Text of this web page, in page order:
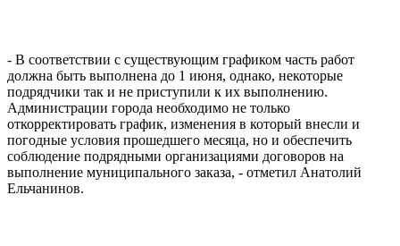
- В соответствии с существующим графиком часть работ
должна быть выполнена до 1 июня, однако, некоторые
подрядчики так и не приступили к их выполнению.
Администрации города необходимо не только
откорректировать график, изменения в который внесли и
погодные условия прошедшего месяца, но и обеспечить
соблюдение подрядными организациями договоров на
выполнение муниципального заказа, - отметил Анатолий
Ельчанинов.